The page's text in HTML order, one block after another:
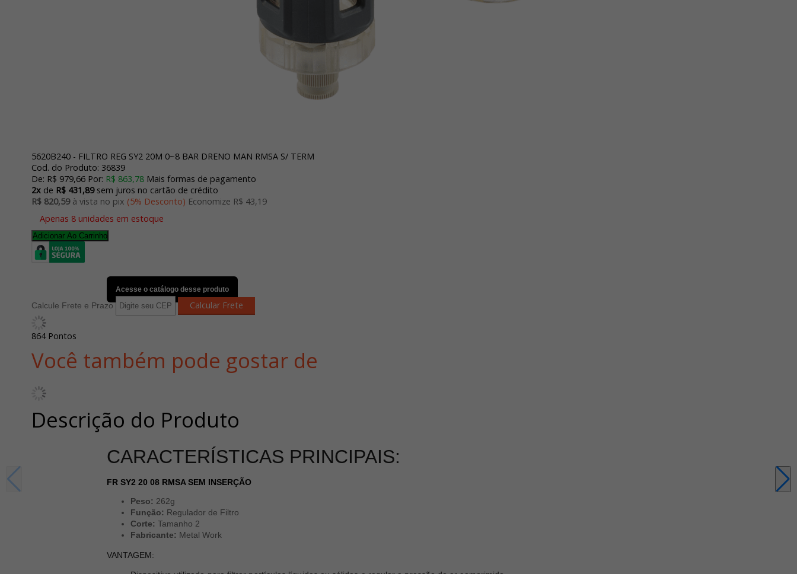
5620B240 - FILTRO REG SY2 20M 0~8 BAR DRENO MAN RMSA S/ TERM
Cod. do Produto: 36839
De: R$ 979,66 Por: R$ 863,78 Mais formas de pagamento
2x de R$ 431,89 sem juros no cartão de crédito
R$ 820,59 à vista no pix (5% Desconto) Economize R$ 43,19
Apenas 8 unidades em estoque
Adicionar Ao Carrinho
Acesse o catálogo desse produto
Calcule Frete e Prazo
864 Pontos
Você também pode gostar de
Descrição do Produto
CARACTERÍSTICAS PRINCIPAIS:
FR SY2 20 08 RMSA SEM INSERÇÃO
Peso: 262g
Função: Regulador de Filtro
Corte: Tamanho 2
Fabricante: Metal Work
VANTAGEM: